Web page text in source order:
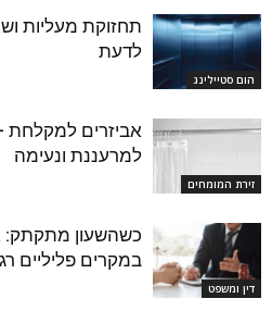
הום סטיילינג
תחזוקת מעליות
לדעת
זירת המומחים
אביזרים למקלחת
למרעננת ונעימה
דין ומשפט
כשהשעון מתקתק:
במקרים פליליים